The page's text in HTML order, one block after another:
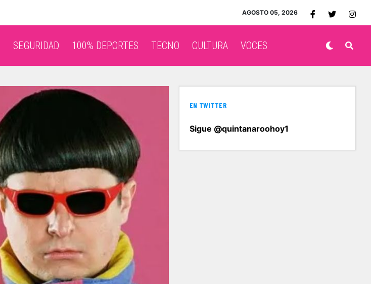
AGOSTO 05, 2026
SEGURIDAD 100% DEPORTES TECNO CULTURA VOCES
EN TWITTER
Sigue @quintanaroohoy1